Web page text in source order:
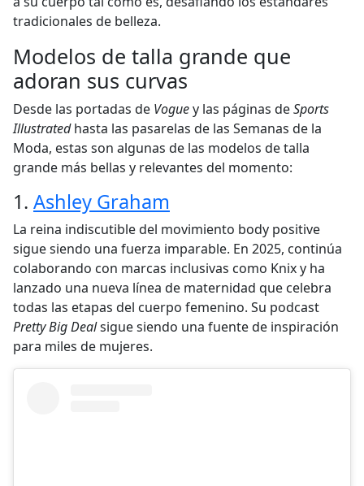
tradicionales de belleza.
Modelos de talla grande que
adoran sus curvas
Desde las portadas de Voguey las páginas deSports
Illustratedhasta las pasarelas de las Semanas de la
Moda, estas son algunas de las modelos de talla
grande más bellas y relevantes del momento:
1. Ashley Graham
La reina indiscutible del movimiento body positive
sigue siendo una fuerza imparable. En 2025, continúa
colaborando con marcas inclusivas como Knix y ha
lanzado una nueva línea de maternidad que celebra
todas las etapas del cuerpo femenino. Su podcast
Pretty Big Dealsigue siendo una fuente de inspiración
para miles de mujeres.